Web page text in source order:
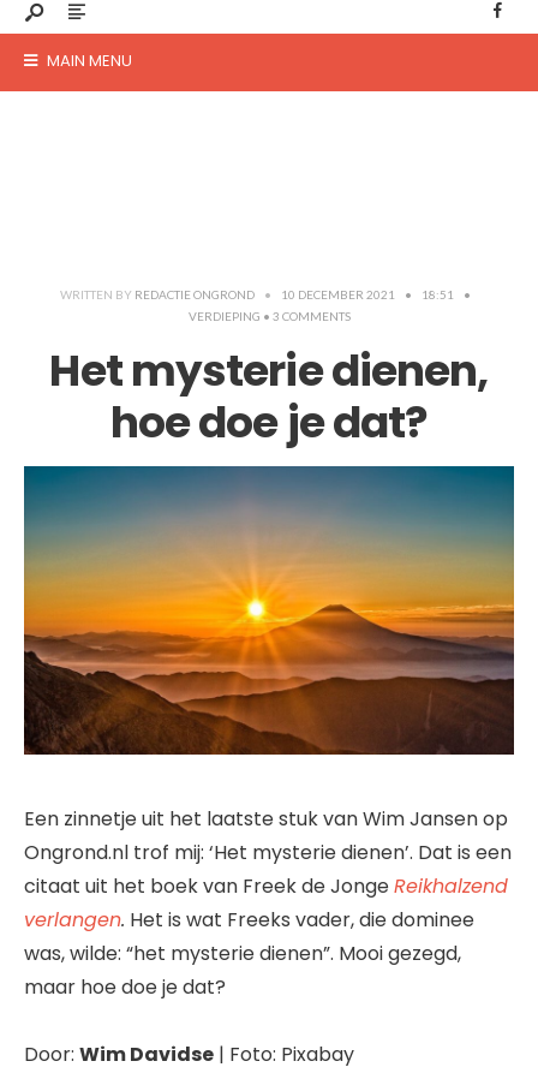
MAIN MENU
WRITTEN BY REDACTIE ONGROND • 10 DECEMBER 2021 • 18:51
•
VERDIEPING • 3 COMMENTS
Het mysterie dienen,
hoe doe je dat?
Een zinnetje uit het laatste stuk van Wim Jansen op
Ongrond.nl trof mij: ‘Het mysterie dienen’. Dat is een
citaat uit het boek van Freek de JongeReikhalzend
verlangen. Het is wat Freeks vader, die dominee
was, wilde: “het mysterie dienen”. Mooi gezegd,
maar hoe doe je dat?
Door: Wim Davidse | Foto: Pixabay